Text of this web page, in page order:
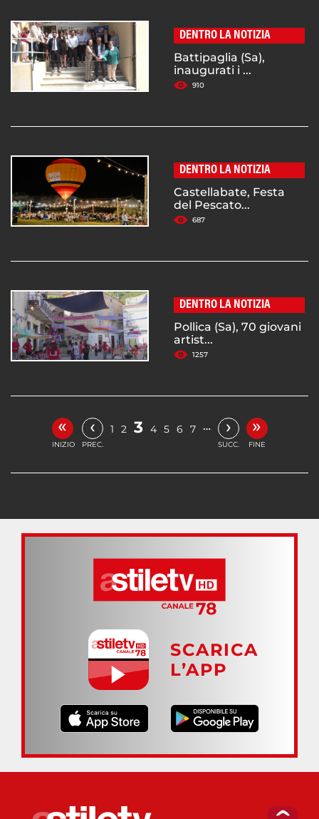
DENTRO LA NOTIZIA
Battipaglia (Sa),
inaugurati i ...
910
DENTRO LA NOTIZIA
Castellabate, Festa
del Pescato...
687
DENTRO LA NOTIZIA
Pollica (Sa), 70 giovani
artist...
1257
«
INIZIO
‹
PREC.
1 2 3 4 5 6 7 … ›
SUCC.
»
FINE
SCARICA
L’APP